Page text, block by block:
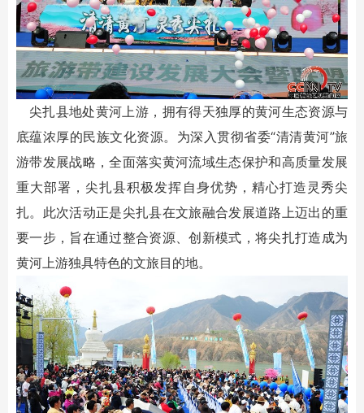
尖扎县地处黄河上游，拥有得天独厚的黄河生态资源与
底蕴浓厚的民族文化资源。为深入贯彻省委“清清黄河”旅
游带发展战略，全面落实黄河流域生态保护和高质量发展
重大部署，尖扎县积极发挥自身优势，精心打造灵秀尖
扎。此次活动正是尖扎县在文旅融合发展道路上迈出的重
要一步，旨在通过整合资源、创新模式，将尖扎打造成为
黄河上游独具特色的文旅目的地。